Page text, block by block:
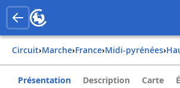
Circuit› Marche› france› midi-pyrénées›
Présentation Description Carte